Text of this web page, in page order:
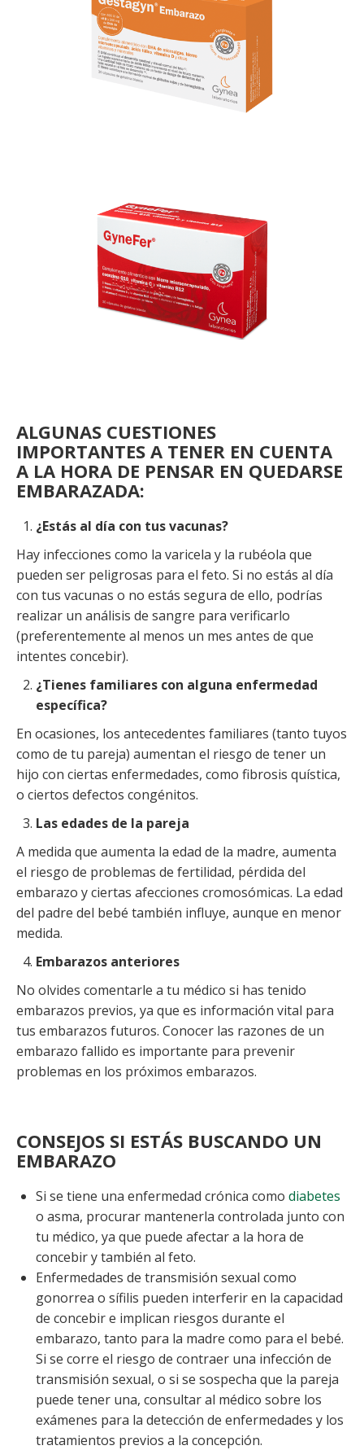
ALGUNAS CUESTIONES
IMPORTANTES A TENER EN CUENTA
A LA HORA DE PENSAR EN QUEDARSE
EMBARAZADA:
¿Estás al día con tus vacunas?
Hay infecciones como la varicela y la rubéola que
pueden ser peligrosas para el feto. Si no estás al día
con tus vacunas o no estás segura de ello, podrías
realizar un análisis de sangre para verificarlo
(preferentemente al menos un mes antes de que
intentes concebir).
¿Tienes familiares con alguna enfermedad
específica?
En ocasiones, los antecedentes familiares (tanto tuyos
como de tu pareja) aumentan el riesgo de tener un
hijo con ciertas enfermedades, como fibrosis quística,
o ciertos defectos congénitos.
Las edades de la pareja
A medida que aumenta la edad de la madre, aumenta
el riesgo de problemas de fertilidad, pérdida del
embarazo y ciertas afecciones cromosómicas. La edad
del padre del bebé también influye, aunque en menor
medida.
Embarazos anteriores
No olvides comentarle a tu médico si has tenido
embarazos previos, ya que es información vital para
tus embarazos futuros. Conocer las razones de un
embarazo fallido es importante para prevenir
problemas en los próximos embarazos.
CONSEJOS SI ESTÁS BUSCANDO UN
EMBARAZO
Si se tiene una enfermedad crónica como diabetes
o asma, procurar mantenerla controlada junto con
tu médico, ya que puede afectar a la hora de
concebir y también al feto.
Enfermedades de transmisión sexual como
gonorrea o sífilis pueden interferir en la capacidad
de concebir e implican riesgos durante el
embarazo, tanto para la madre como para el bebé.
Si se corre el riesgo de contraer una infección de
transmisión sexual, o si se sospecha que la pareja
puede tener una, consultar al médico sobre los
exámenes para la detección de enfermedades y los
tratamientos previos a la concepción.